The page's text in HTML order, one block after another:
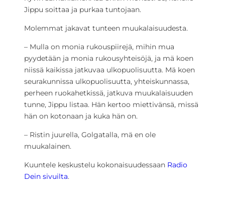
Jippu soittaa ja purkaa tuntojaan.
Molemmat jakavat tunteen muukalaisuudesta.
– Mulla on monia rukouspiirejä, mihin mua
pyydetään ja monia rukousyhteisöjä, ja mä koen
niissä kaikissa jatkuvaa ulkopuolisuutta. Mä koen
seurakunnissa ulkopuolisuutta, yhteiskunnassa,
perheen ruokahetkissä, jatkuva muukalaisuuden
tunne, Jippu listaa. Hän kertoo miettivänsä, missä
hän on kotonaan ja kuka hän on.
– Ristin juurella, Golgatalla, mä en ole
muukalainen.
Kuuntele keskustelu kokonaisuudessaan Radio
Dein sivuilta.